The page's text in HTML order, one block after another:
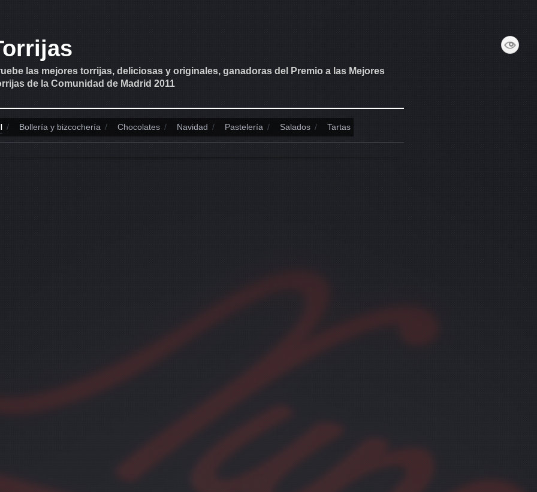
las mejores torrijas, deliciosas y originales, ganadoras del Premio a las Mejores
de la Comunidad de Madrid 2011
/ Bollería y bizcochería / Chocolates / Navidad / Pastelería / Salados / Tartas